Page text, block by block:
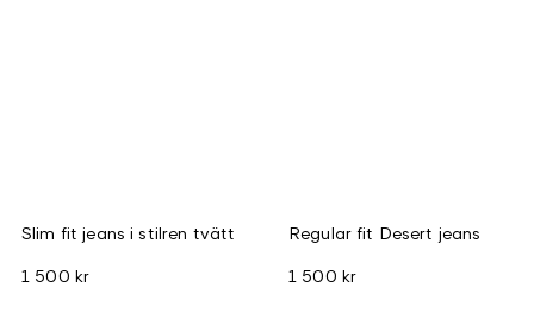
Slim fit jeans i stilren tvätt
1 500 kr
Regular fit Desert jeans
1 500 kr